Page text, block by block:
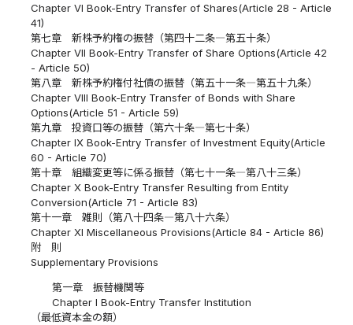
Chapter VI Book-Entry Transfer of Shares(Article 28 - Article
41)
第七章 新株予約権の振替（第四十二条―第五十条）
Chapter VII Book-Entry Transfer of Share Options(Article 42
- Article 50)
第八章 新株予約権付社債の振替（第五十一条―第五十九条）
Chapter VIII Book-Entry Transfer of Bonds with Share
Options(Article 51 - Article 59)
第九章 投資口等の振替（第六十条―第七十条）
Chapter IX Book-Entry Transfer of Investment Equity(Article
60 - Article 70)
第十章 組織変更等に係る振替（第七十一条―第八十三条）
Chapter X Book-Entry Transfer Resulting from Entity
Conversion(Article 71 - Article 83)
第十一章 雑則（第八十四条―第八十六条）
Chapter XI Miscellaneous Provisions(Article 84 - Article 86)
附 則
Supplementary Provisions
第一章 振替機関等
Chapter I Book-Entry Transfer Institution
（最低資本金の額）